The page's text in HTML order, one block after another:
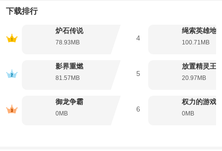
-无聊救星：变化无常，易懂难精。
-极简设计：界面干净，功能易用。
-无限关卡：够你玩 :)
的变化。你需要好好考虑合理的布置他们的位置，并让所有求和公式都相
等。
-加入挑战模式，通过挑战可去除所有广告
来挑战一下吧~
下载排行
炉石传说
78.93MB
影界重燃
81.57MB
御龙争霸
0MB
4
绳索英雄地
100.71MB
5
放置精灵王
20.97MB
6
权力的游戏
0MB